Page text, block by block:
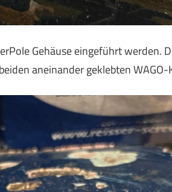
Gehäuse eingeführt werden.
aneinander geklebten WAGO-